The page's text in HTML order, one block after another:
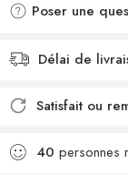
Poser une
Délai de
Satisfait ou
40 personnes